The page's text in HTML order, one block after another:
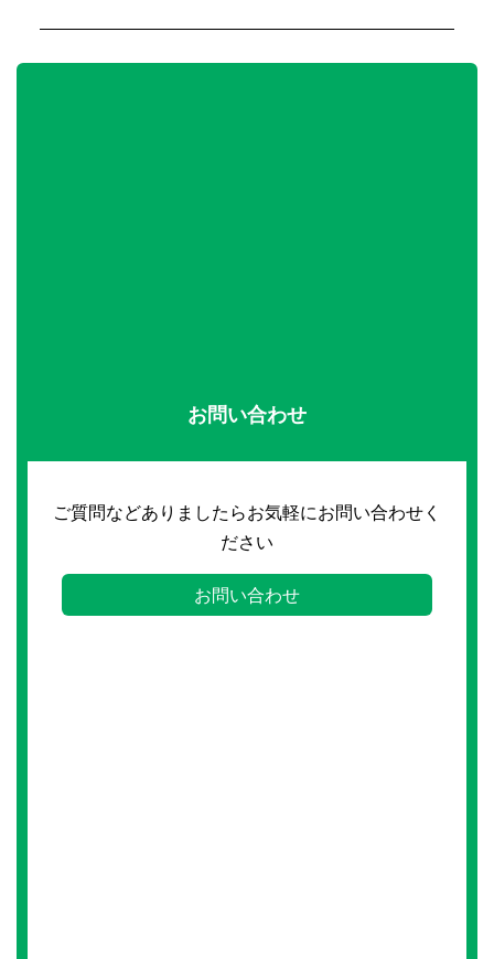
お問い合わせ
ご質問などありましたらお気軽にお問い合わせく
ださい
お問い合わせ